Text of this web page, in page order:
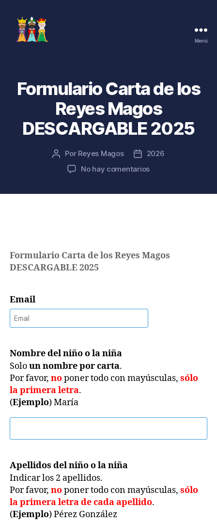
Reyes
Magos
Menú
Formulario Carta de los
Reyes Magos
DESCARGABLE 2025
Autor
Por Reyes Magos
Fecha
de
2026
No hay comentariosen
2025
Formulario Carta de los Reyes Magos
DESCARGABLE 2025
Email
Nombre del niño o la niña
Soloun nombre por carta.
Por favor, noponer todo con mayúsculas, sólo
la primera letra.
(Ejemplo) María
Apellidos del niño o la niña
Indicar los 2 apellidos.
Por favor, noponer todo con mayúsculas, sólo
la primera letra de cada apellido.
(Ejemplo) Pérez González